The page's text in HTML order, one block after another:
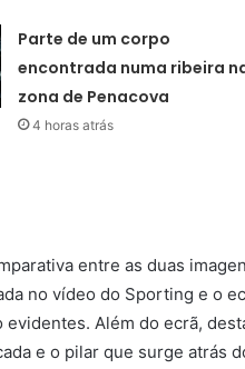
Parte de um corpo
encontrada numa ribeira
zona de Penacova
4 horas atrás
entre as duas
no vídeo do Sporting e o
evidentes. Além do ecrã,
e o pilar que surge atrás